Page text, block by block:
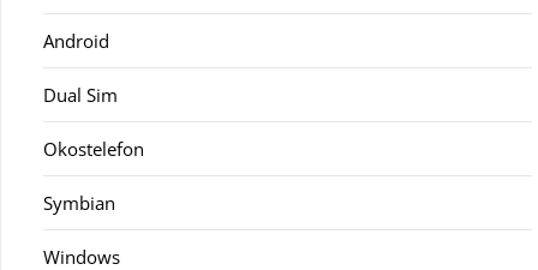
Android
Dual Sim
Okostelefon
Symbian
Windows